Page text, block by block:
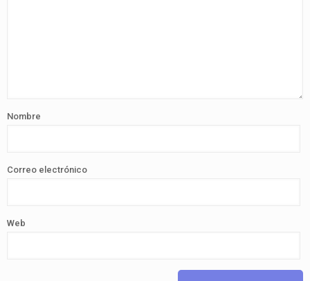
Nombre
Correo electrónico
Web